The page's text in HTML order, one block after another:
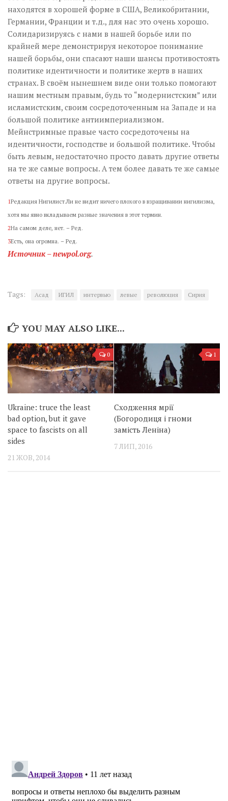
находятся в хорошей форме в США, Великобритании,
Германии, Франции и т.д., для нас это очень хорошо.
Солидаризируясь с нами в нашей борьбе или по
крайней мере демонстрируя некоторое понимание
нашей борьбы, они спасают наши шансы противостоять
политике идентичности и политике жертв в наших
странах. В своём нынешнем виде они только помогают
нашим местным правым, будь то “модернистским” или
исламистским, своим сосредоточенным на Западе и на
большой политике антиимпериализмом.
Мейнстримные правые часто сосредоточены на
идентичности, господстве и большой политике. Чтобы
быть левым, недостаточно просто давать другие ответы
на те же самые вопросы. А тем более давать те же самые
ответы на другие вопросы.
1Редакция Нигилист.Ли не видит ничего плохого в взращивании нигилизма,
хотя мы явно вкладываем разные значения в этот термин.
2На самом деле, нет. – Ред.
3Есть, она огромна. – Ред.
Источник – newpol.org.
Tags: Асад ИГИЛ интервью левые революция Сирия
YOU MAY ALSO LIKE...
0
Ukraine: truce the least
bad option, but it gave
space to fascists on all
sides
21 ЖОВ, 2014
1
Сходження мрії
(Богородиця і гноми
замість Леніна)
7 ЛИП, 2016